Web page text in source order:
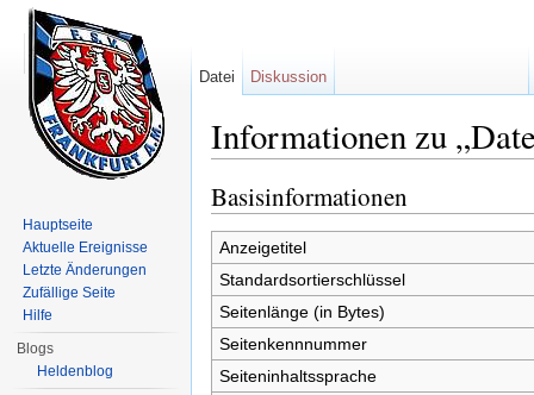
Informationen zu
Basisinformationen
Anzeigetitel
Standardsortierschlüssel
Seitenlänge (in Bytes)
Seitenkennnummer
Seiteninhaltssprache
Datei Diskussion
Hauptseite
Aktuelle Ereignisse
Letzte Änderungen
Zufällige Seite
Hilfe
Blogs
Heldenblog